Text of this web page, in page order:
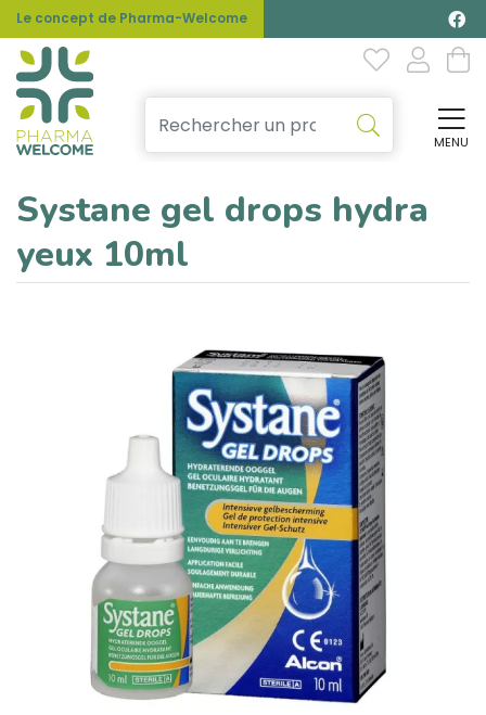
Le concept de Pharma-Welcome
MENU
Systane gel drops hydra
yeux 10ml